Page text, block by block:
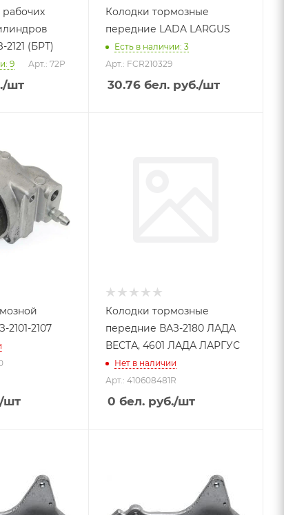
(БРТ)
9 Арт.: 72Р
/шт
Колодки тормозные
передние LADA LARGUS
Есть в наличии: 3
Арт.: FCR210329
30.76 бел. руб./шт
2107
/шт
Колодки тормозные
передние ВАЗ-2180 ЛАДА
ВЕСТА, 4601 ЛАДА ЛАРГУС
Нет в наличии
Арт.: 410608481R
0 бел. руб./шт